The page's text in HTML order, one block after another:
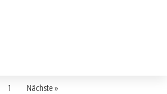
1 Nächste »